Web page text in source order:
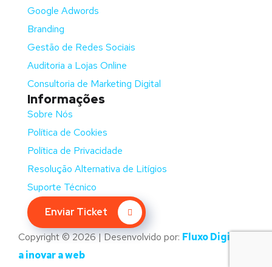
Google Adwords
Branding
Gestão de Redes Sociais
Auditoria a Lojas Online
Consultoria de Marketing Digital
Informações
Sobre Nós
Política de Cookies
Política de Privacidade
Resolução Alternativa de Litígios
Suporte Técnico
Enviar Ticket
Copyright © 2026 | Desenvolvido por: Fluxo Digital –
a inovar a web